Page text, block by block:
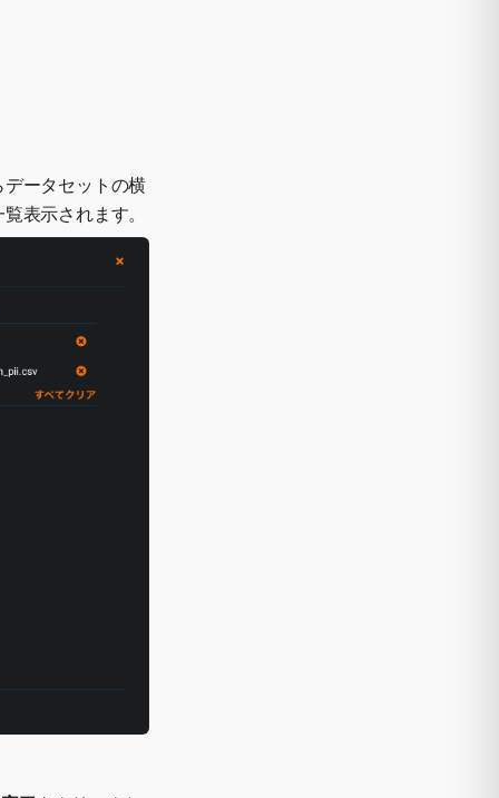
ータセットの横
表示されます。